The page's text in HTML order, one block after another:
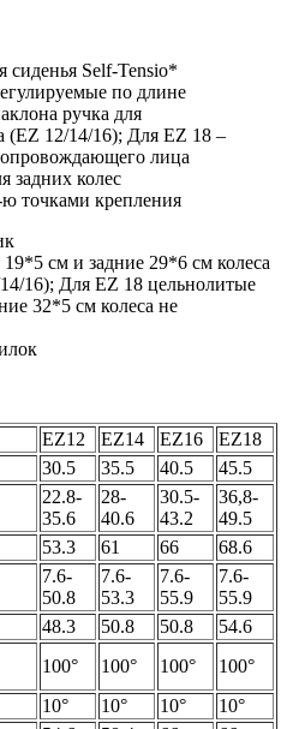
сиденья Self-Tensio*
по длинe
ручка для
12/14/16); Для EZ 18 –
лица
задних колес
точками крепления
см и задние 29*6 см колеса
16); Для EZ 18 цельнолитые
32*5 см колеса не
EZ12 EZ14 EZ16
EZ18
30.5 35.5 40.5
45.5
22.8-
35.6
28-
40.6
30.5-
43.2
36,8-
49.5
53.3 61 66
68.6
7.6-
50.8
7.6-
53.3
7.6-
55.9
7.6-
55.9
48.3 50.8 50.8
54.6
100° 100° 100°
100°
10° 10° 10°
10°